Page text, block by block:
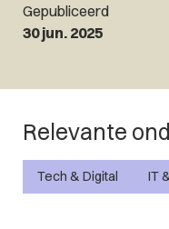
Gepubliceerd
30 jun. 2025
Relevante
Tech & Digital IT